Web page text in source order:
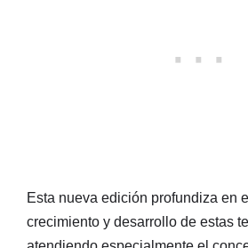
Esta nueva edición profundiza en
crecimiento y desarrollo de estas